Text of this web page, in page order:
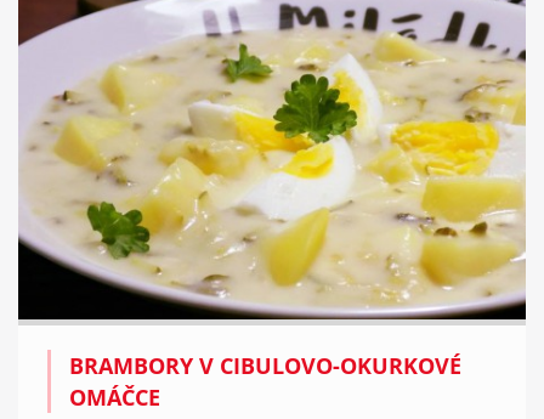
BRAMBORY V CIBULOVO-OKURKOVÉ
OMÁČCE